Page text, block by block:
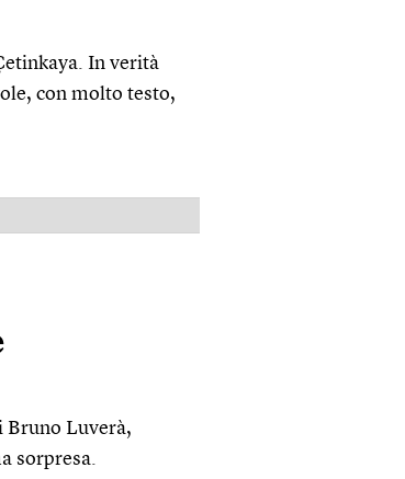
In verità
con molto testo,
Bruno Luverà,
sorpresa.